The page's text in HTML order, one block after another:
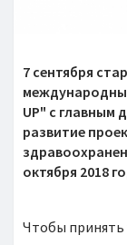
7 сентября
UP" с главным
развитие
октября 2018
Чтобы принять